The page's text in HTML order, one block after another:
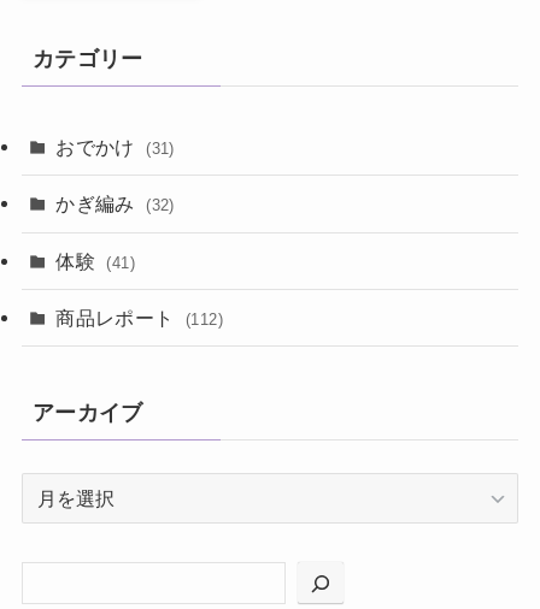
カテゴリー
おでかけ (31)
かぎ編み (32)
体験 (41)
商品レポート (112)
アーカイブ